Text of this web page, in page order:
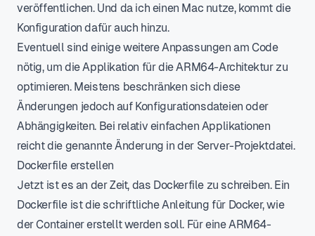
veröffentlichen. Und da ich einen Mac nutze, kommt die
Konfiguration dafür auch hinzu.
Eventuell sind einige weitere Anpassungen am Code
nötig, um die Applikation für die ARM64-Architektur zu
optimieren. Meistens beschränken sich diese
Änderungen jedoch auf Konfigurationsdateien oder
Abhängigkeiten. Bei relativ einfachen Applikationen
reicht die genannte Änderung in der Server-Projektdatei.
Dockerfile erstellen
Jetzt ist es an der Zeit, das Dockerfile zu schreiben. Ein
Dockerfile ist die schriftliche Anleitung für Docker, wie
der Container erstellt werden soll. Für eine ARM64-